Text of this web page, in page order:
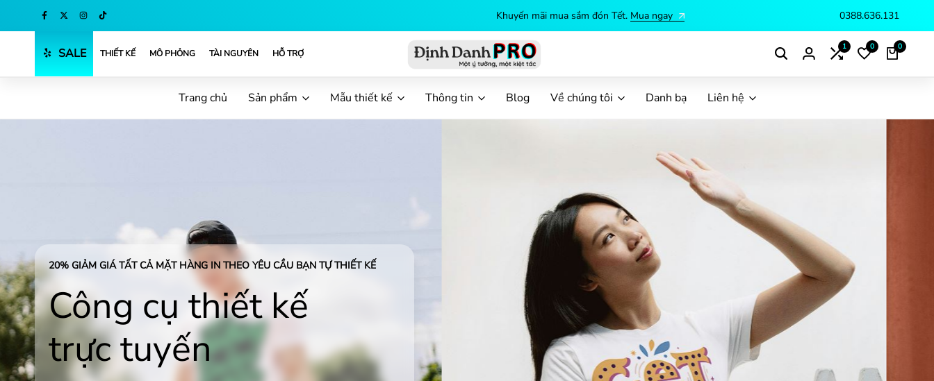
Mua ngay Khuyến mãi mua sắm đón Tết.Mua ngay 0388.636.131
SALE THIẾT KẾ MÔ PHỎNG TÀI NGUYÊN HỖ TRỢ
Định
PRO
vụ
1 0 0
Trang chủ Sản phẩm Mẫu thiết kế Thông tin Blog Về chúng tôi Danh bạ Liên hệ
20% GIẢM GIÁ TẤT CẢ MẶT HÀNG IN THEO YÊU CẦU BẠN TỰ THIẾT KẾ
Công cụ thiết kế
trực tuyến